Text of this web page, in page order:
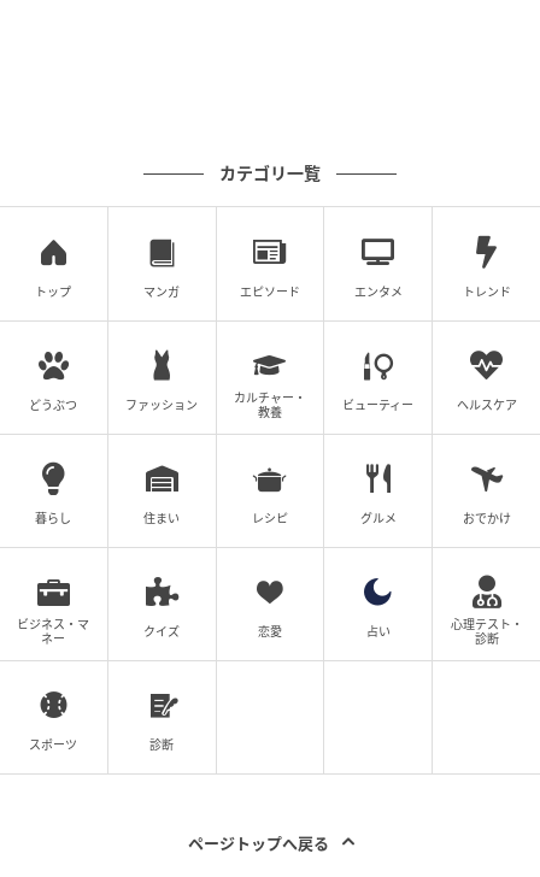
カテゴリ一覧
トップ マンガ エピソード エンタメ トレンド
どうぶつ ファッション
カルチャー・
教養
ビューティー ヘルスケア
暮らし 住まい レシピ グルメ おでかけ
ビジネス・マ
ネー
クイズ 恋愛 占い
心理テスト・
診断
スポーツ 診断
ページトップへ戻る